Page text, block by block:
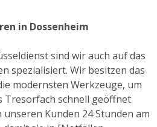
in Dossenheim
sind wir auch auf das
spezialisiert. Wir besitzen das
modernsten Werkzeuge, um
Tresorfach schnell geöffnet
Kunden 24 Stunden am